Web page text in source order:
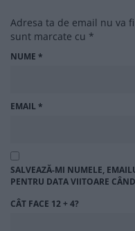
Adresa ta de email nu va
sunt marcate cu *
NUME *
EMAIL*
SALVEAZĂ-MI NUMELE,
PENTRU DATA VIITOARE
CÂT FACE 12 + 4?